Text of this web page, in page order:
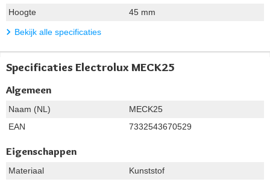
Hoogte
45 mm
Bekijk alle specificaties
Specificaties Electrolux MECK25
Algemeen
Naam (NL)
MECK25
EAN
7332543670529
Eigenschappen
Materiaal Kunststof